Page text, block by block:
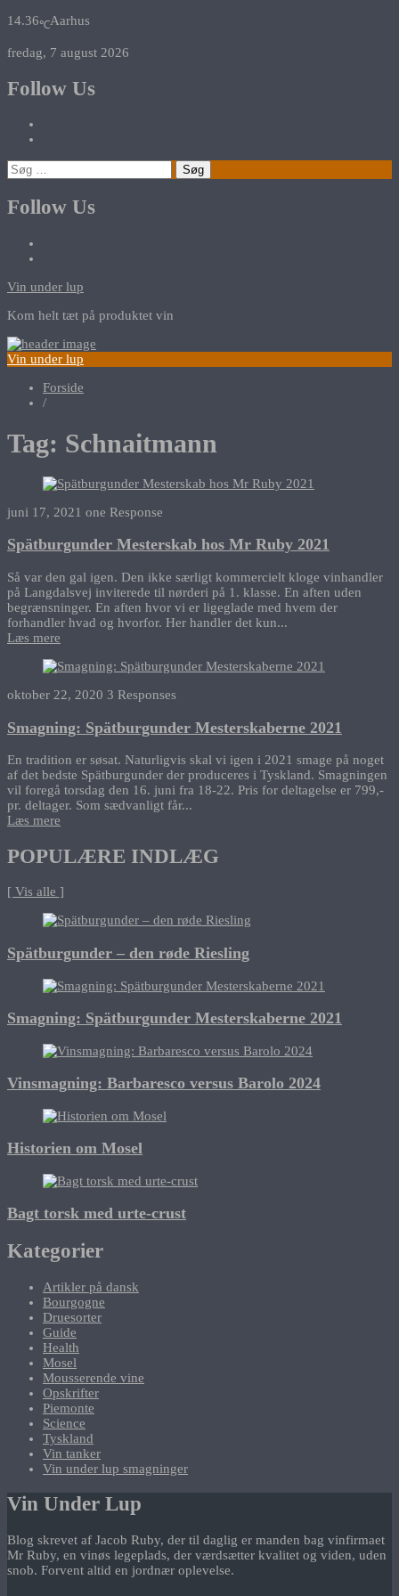
14.36℃Aarhus
fredag, 7 august 2026
Follow Us
Søg
efter:
Follow Us
Vin under lup
Kom helt tæt på produktet vin
Vin under lup
Forside
/
Tag: Schnaitmann
juni 17, 2021 one Response
Spätburgunder Mesterskab hos Mr Ruby 2021
Så var den gal igen. Den ikke særligt kommercielt kloge vinhandler
på Langdalsvej inviterede til nørderi på 1. klasse. En aften uden
begrænsninger. En aften hvor vi er ligeglade med hvem der
forhandler hvad og hvorfor. Her handler det kun...
Læs mere
oktober 22, 2020 3 Responses
Smagning: Spätburgunder Mesterskaberne 2021
En tradition er søsat. Naturligvis skal vi igen i 2021 smage på noget
af det bedste Spätburgunder der produceres i Tyskland. Smagningen
vil foregå torsdag den 16. juni fra 18-22. Pris for deltagelse er 799,-
pr. deltager. Som sædvanligt får...
Læs mere
POPULÆRE INDLÆG
[ Vis alle ]
Spätburgunder – den røde Riesling
Smagning: Spätburgunder Mesterskaberne 2021
Vinsmagning: Barbaresco versus Barolo 2024
Historien om Mosel
Bagt torsk med urte-crust
Kategorier
Artikler på dansk
Bourgogne
Druesorter
Guide
Health
Mosel
Mousserende vine
Opskrifter
Piemonte
Science
Tyskland
Vin tanker
Vin under lup smagninger
Vin Under Lup
Blog skrevet af Jacob Ruby, der til daglig er manden bag vinfirmaet
Mr Ruby, en vinøs legeplads, der værdsætter kvalitet og viden, uden
snob. Forvent altid en jordnær oplevelse.